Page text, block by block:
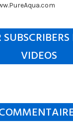
VIDEOS